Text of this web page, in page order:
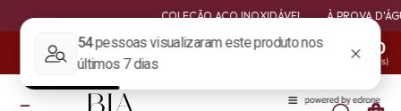
Compre 4 Pague 3 em todo site +
lançamento de coleção
02 : 05 : : 19
Min(s) Seg(s)
COLEÇÃO AÇO INOXIDÁVEL À PROVA D'ÁGUA,